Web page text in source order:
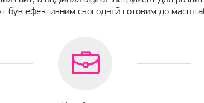
був ефективним сьогодні й готовим до